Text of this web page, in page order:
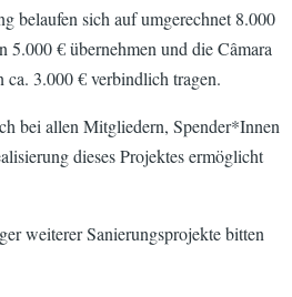
belaufen sich auf umgerechnet 8.000
€ übernehmen und die Câmara
3.000 € verbindlich tragen.
bei allen Mitgliedern, Spender*Innen
dieses Projektes ermöglicht
weiterer Sanierungsprojekte bitten